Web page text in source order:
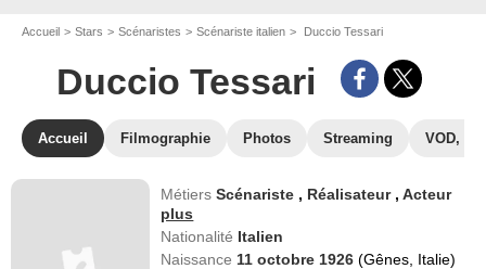
Accueil Stars Scénaristes Scénariste italien Duccio Tessari
Duccio Tessari
Accueil Filmographie Photos Streaming VOD,
MétiersScénariste , Réalisateur ,Acteur
plus
Nationalité Italien
Naissance 11 octobre 1926(Gênes, Italie)